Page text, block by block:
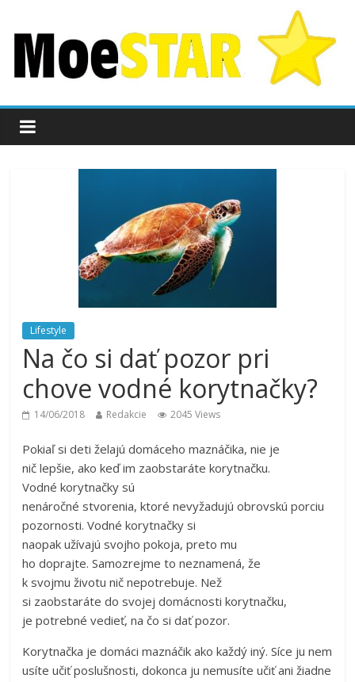
Lifestyle
Na čo si dať pozor pri
chove vodné korytnačky?
14/06/2018 Redakcie 2045 Views
Pokiaľ si deti želajú domáceho maznáčika, nie je
nič lepšie, ako keď im zaobstaráte korytnačku.
Vodné korytnačky sú
nenáročné stvorenia, ktoré nevyžadujú obrovskú porciu
pozornosti. Vodné korytnačky si
naopak užívajú svojho pokoja, preto mu
ho doprajte. Samozrejme to neznamená, že
k svojmu životu nič nepotrebuje. Než
si zaobstaráte do svojej domácnosti korytnačku,
je potrebné vedieť, na čo si dať pozor.
Korytnačka je domáci maznáčik ako každý iný. Síce ju nem
usíte učiť poslušnosti, dokonca ju nemusíte učiť ani žiadne